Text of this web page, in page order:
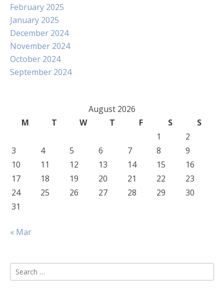
February 2025
January 2025
December 2024
November 2024
October 2024
September 2024
August 2026
M
T W T F S
S
1
2
3
4 5 6 7 8
9
10
11 12 13 14 15
16
17
18 19 20 21 22
23
24
25 26 27 28 29
30
31
« Mar
Search
for: